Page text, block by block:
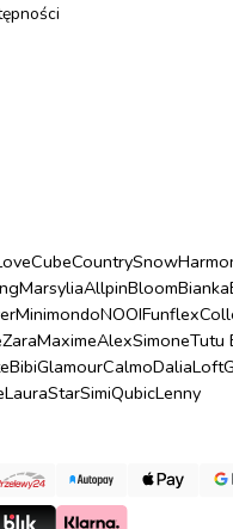
CubeCountrySnow
MarsyliaAllpinBloomBianka
MinimondoNOOIFunflex
ZaraMaximeAlexSimoneTutu
BibiGlamourCalmoDaliaLoft
LauraStarSimiQubicLenny